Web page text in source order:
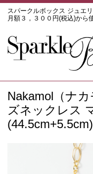
スパークルボックス ジュエ
月額３，３００円(税込)から
Nakamol（ナ
ズネックレス
(44.5cm+5.5cm)